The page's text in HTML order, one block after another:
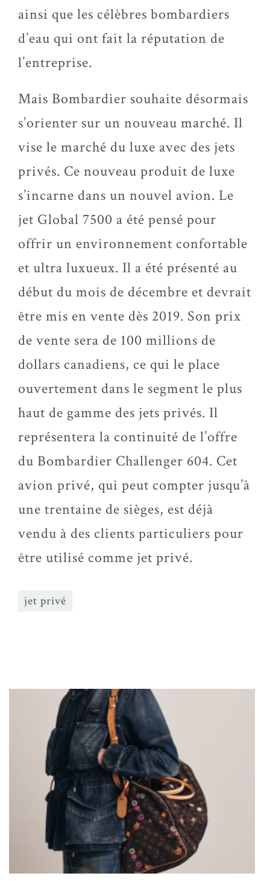
ainsi que les célèbres bombardiers
d’eau qui ont fait la réputation de
l’entreprise.
Mais Bombardier souhaite désormais
s’orienter sur un nouveau marché. Il
vise le marché du luxe avec des jets
privés. Ce nouveau produit de luxe
s’incarne dans un nouvel avion. Le
jet Global 7500 a été pensé pour
offrir un environnement confortable
et ultra luxueux. Il a été présenté au
début du mois de décembre et devrait
être mis en vente dès 2019. Son prix
de vente sera de 100 millions de
dollars canadiens, ce qui le place
ouvertement dans le segment le plus
haut de gamme des jets privés. Il
représentera la continuité de l’offre
du Bombardier Challenger 604. Cet
avion privé, qui peut compter jusqu’à
une trentaine de sièges, est déjà
vendu à des clients particuliers pour
être utilisé comme jet privé.
jet privé